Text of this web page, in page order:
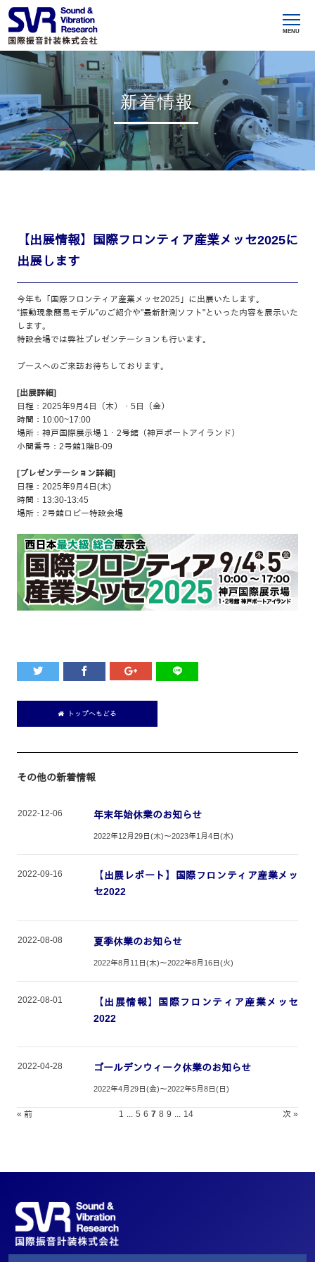
MENU
新着情報
【出展情報】国際フロンティア産業メッセ2025に
出展します
今年も「国際フロンティア産業メッセ2025」に出展いたします。
“振動現象簡易モデル”のご紹介や"最新計測ソフト"といった内容を展示いた
します。
特設会場では弊社プレゼンテーションも行います。
ブースへのご来訪お待ちしております。
[出展詳細]
日程：2025年9月4日（木）・5日（金）
時間：10:00~17:00
場所：神戸国際展示場 1・2号館（神戸ポートアイランド）
小間番号：2号館1階B-09
[プレゼンテーション詳細]
日程：2025年9月4日(木)
時間：13:30-13:45
場所：2号館ロビー特設会場
トップへもどる
その他の新着情報
2022-12-06 年末年始休業のお知らせ
2022年12月29日(木)～2023年1月4日(水)
2022-09-16
【出展レポート】国際フロンティア産業メッ
セ2022
2022-08-08 夏季休業のお知らせ
2022年8月11日(木)～2022年8月16日(火)
2022-08-01
【出展情報】国際フロンティア産業メッセ
2022
2022-04-28 ゴールデンウィーク休業のお知らせ
2022年4月29日(金)～2022年5月8日(日)
« 前 1 ... 5 6 7 8 9 ... 14 次 »